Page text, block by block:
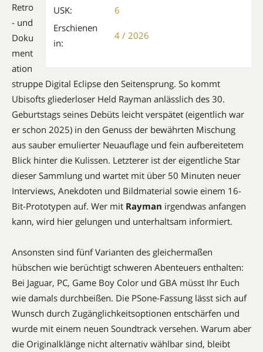
USK:
6
Erschienen
in:
4 / 2026
Retro
- und
Doku
ment
ation
struppe Digital Eclipse den Seitensprung. So kommt
Ubisofts gliederloser Held Rayman anlässlich des 30.
Geburtstags seines Debüts leicht verspätet (eigentlich war
er schon 2025) in den Genuss der bewährten Mischung
aus sauber emulierter Neuauflage und fein aufbereitetem
Blick hinter die Kulissen. Letzterer ist der eigentliche Star
dieser Sammlung und wartet mit über 50 Minuten neuer
Interviews, Anekdoten und Bildmaterial sowie einem 16-
Bit-Prototypen auf. Wer mit Rayman irgendwas anfangen
kann, wird hier gelungen und unterhaltsam informiert.
Ansonsten sind fünf Varianten des gleichermaßen
hübschen wie berüchtigt schweren Abenteuers enthalten:
Bei Jaguar, PC, Game Boy Color und GBA müsst Ihr Euch
wie damals durchbeißen. Die ­PSone-Fassung lässt sich auf
Wunsch durch Zugänglichkeits­optionen entschärfen und
wurde mit einem neuen Soundtrack versehen. Warum aber
die Originalklänge nicht alternativ wählbar sind, bleibt